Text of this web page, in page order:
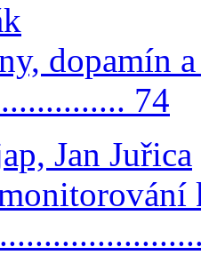
dopamín
74
Jan Juřica